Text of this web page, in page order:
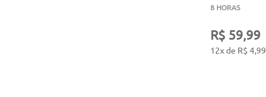
8 HORAS
R$ 59,99
12x de R$ 4,99